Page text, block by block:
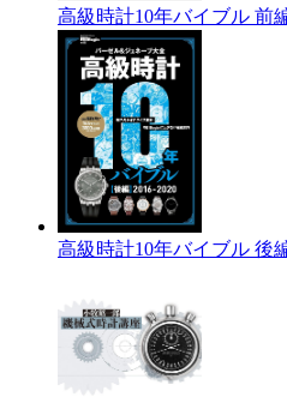
高級時計10年バイブル 前
高級時計10年バイブル 後